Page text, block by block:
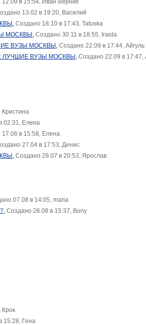
в 15:54, Иван Верник
13.02 в 19:20, Василий
, Создано 18.10 в 17:43, Tatuska
МОСКВЫ , Создано 30.11 в 18:55, Iraida
ВУЗЫ МОСКВЫ , Создано 22.09 в 17:44, Айгуль
ЛУЧШИЕ ВУЗЫ МОСКВЫ , Создано 22.09 в 17:47,
Кристина
02:31, Елена
в 15:58, Елена
27.04 в 17:53, Денис
, Создано 28.07 в 20:53, Ярослав
07.08 в 14:05, maria
, Создано 26.08 в 15:37, Bony
Крок
15:28, Гена